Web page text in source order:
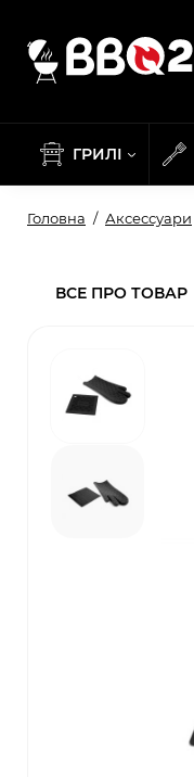
ГРИЛІ
Головна Аксессуари
ВСЕ ПРО ТОВАР